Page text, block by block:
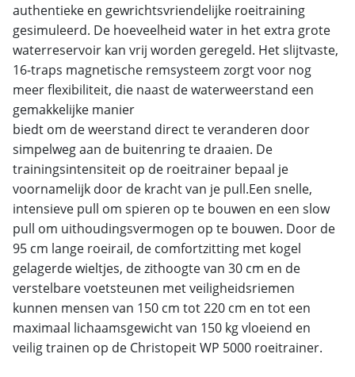
authentieke en gewrichtsvriendelijke roeitraining
gesimuleerd. De hoeveelheid water in het extra grote
waterreservoir kan vrij worden geregeld. Het slijtvaste,
16-traps magnetische remsysteem zorgt voor nog
meer flexibiliteit, die naast de waterweerstand een
gemakkelijke manier
biedt om de weerstand direct te veranderen door
simpelweg aan de buitenring te draaien. De
trainingsintensiteit op de roeitrainer bepaal je
voornamelijk door de kracht van je pull.Een snelle,
intensieve pull om spieren op te bouwen en een slow
pull om uithoudingsvermogen op te bouwen. Door de
95 cm lange roeirail, de comfortzitting met kogel
gelagerde wieltjes, de zithoogte van 30 cm en de
verstelbare voetsteunen met veiligheidsriemen
kunnen mensen van 150 cm tot 220 cm en tot een
maximaal lichaamsgewicht van 150 kg vloeiend en
veilig trainen op de Christopeit WP 5000 roeitrainer.